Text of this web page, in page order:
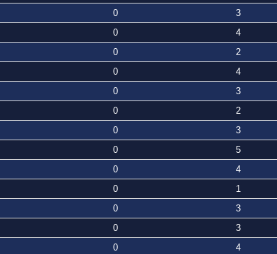
0 3
0 4
0 2
0 4
0 3
0 2
0 3
0 5
0 4
0 1
0 3
0 3
0 4